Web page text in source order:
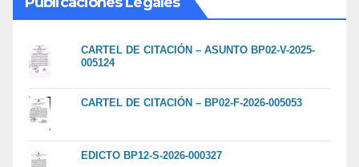
CARTEL DE CITACIÓN – ASUNTO BP02-V-2025-
005124
CARTEL DE CITACIÓN – BP02-F-2026-005053
EDICTO BP12-S-2026-000327